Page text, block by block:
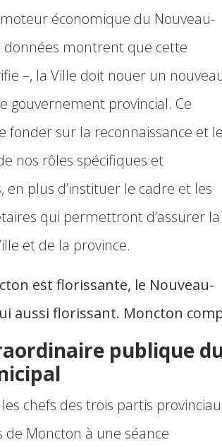
économique du Nouveau-
données montrent que cette
–, la Ville doit nouer un
gouvernement provincial. Ce
fonder sur la reconnaissance et
nos rôles spécifiques et
plus d’instituer le cadre et les
qui permettront d’assurer la
et de la province.
est florissante, le Nouveau-
aussi florissant. Moncton
publique
chefs des trois partis
de Moncton à une séance